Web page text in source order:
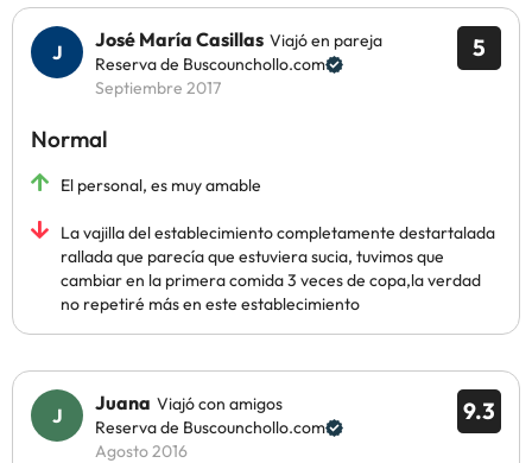
5
José María Casillas Viajó en pareja
Reserva de Buscounchollo.com
Septiembre 2017
Normal
El personal, es muy amable
La vajilla del establecimiento completamente destartalada
rallada que parecía que estuviera sucia, tuvimos que
cambiar en la primera comida 3 veces de copa,la verdad
no repetiré más en este establecimiento
9.3
Juana Viajó con amigos
Reserva de Buscounchollo.com
Agosto 2016